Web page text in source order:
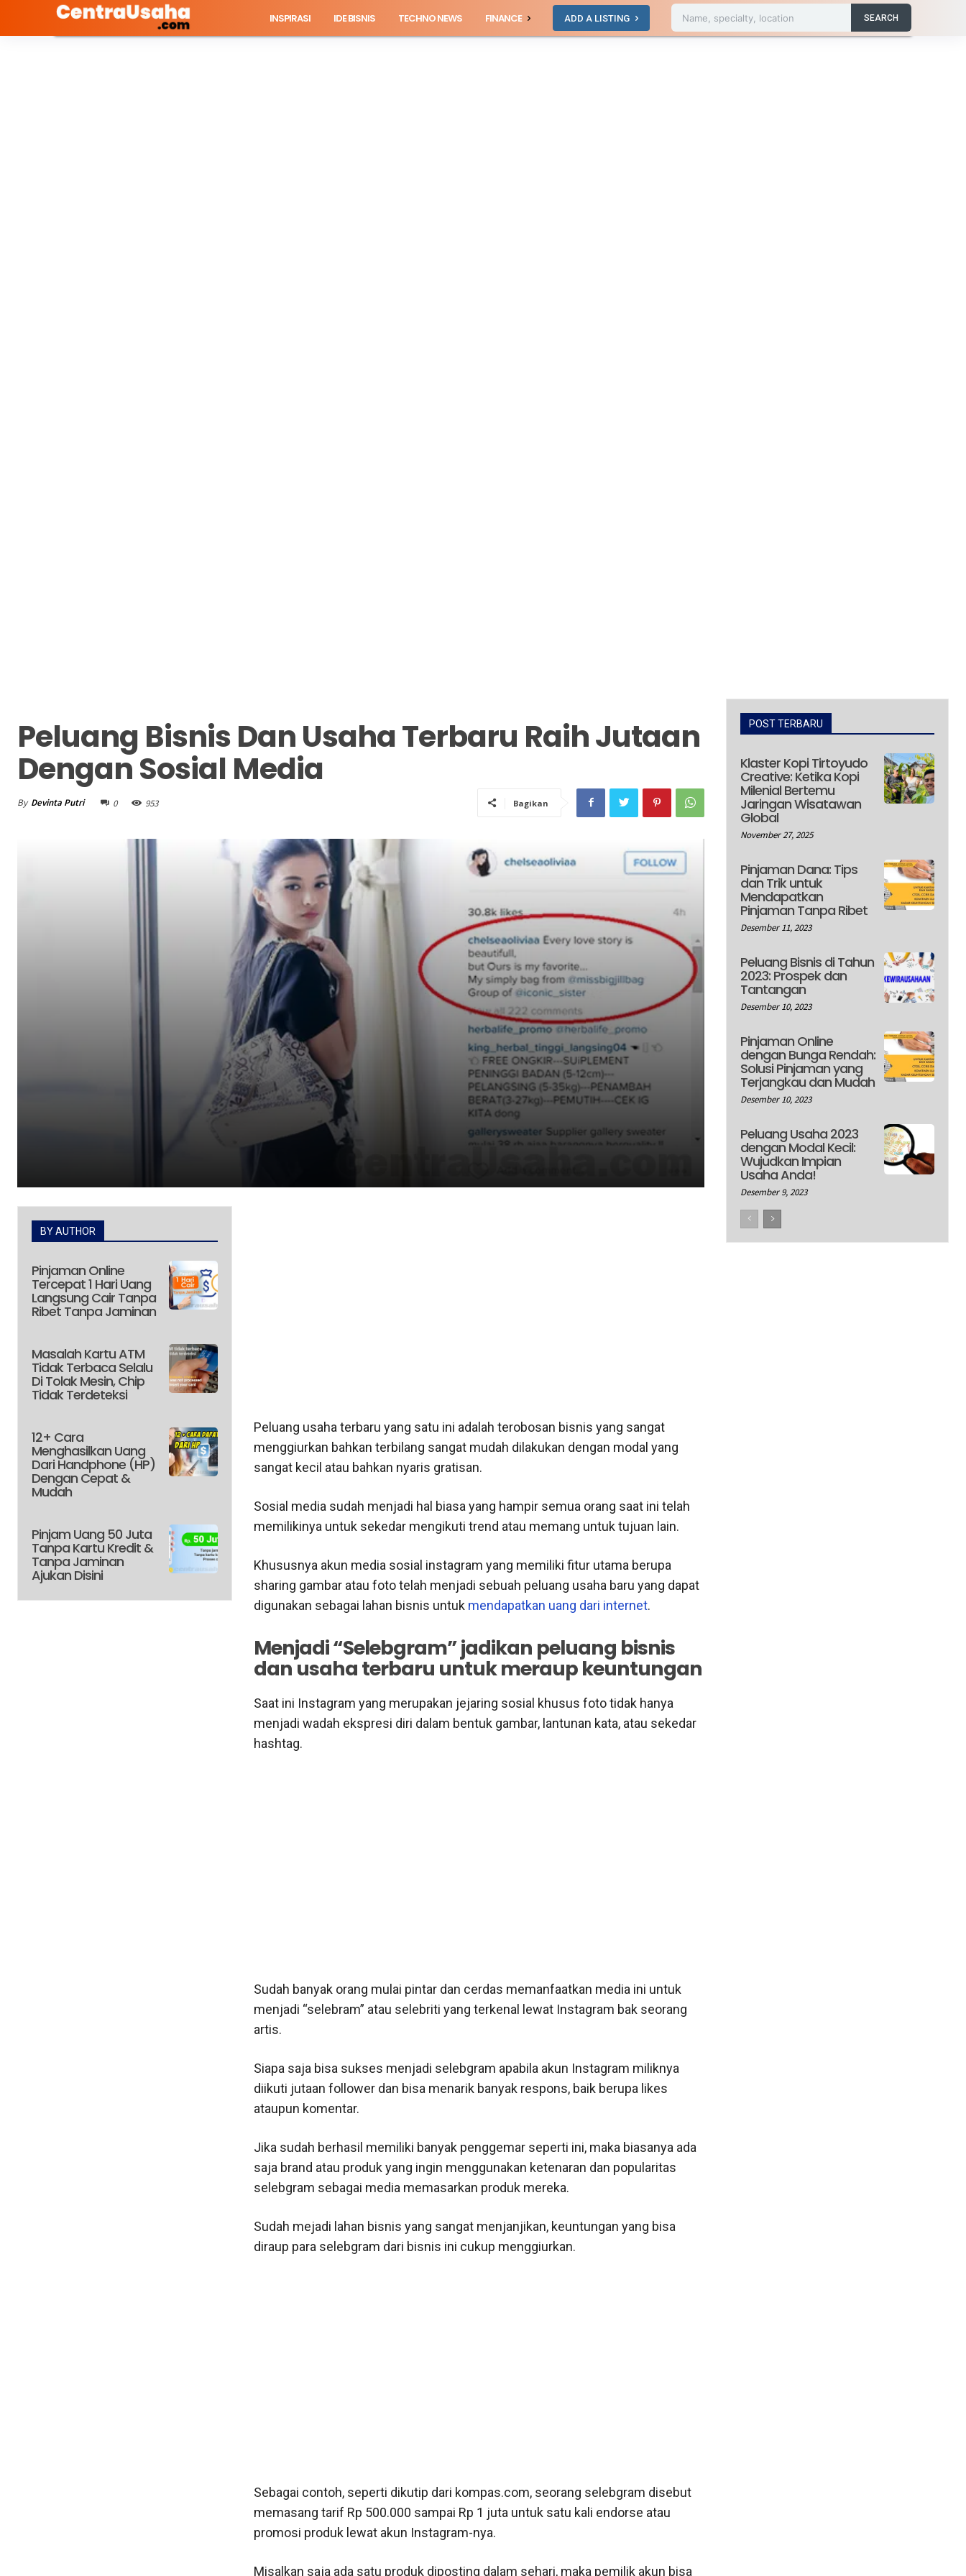
INSPIRASI IDE BISNIS TECHNO NEWS FINANCE ADD A LISTING Name, specialty, location SEARCH
Peluang Bisnis Dan Usaha Terbaru Raih Jutaan
Dengan Sosial Media
By Devinta Putri 0 953 Bagikan
BY AUTHOR
Pinjaman Online
Tercepat 1 Hari Uang
Langsung Cair Tanpa
Ribet Tanpa Jaminan
Masalah Kartu ATM
Tidak Terbaca Selalu
Di Tolak Mesin, Chip
Tidak Terdeteksi
12+ Cara
Menghasilkan Uang
Dari Handphone (HP)
Dengan Cepat &
Mudah
Pinjam Uang 50 Juta
Tanpa Kartu Kredit &
Tanpa Jaminan
Ajukan Disini
Peluang usaha terbaru yang satu ini adalah terobosan bisnis yang sangat
menggiurkan bahkan terbilang sangat mudah dilakukan dengan modal yang
sangat kecil atau bahkan nyaris gratisan.
Sosial media sudah menjadi hal biasa yang hampir semua orang saat ini telah
memilikinya untuk sekedar mengikuti trend atau memang untuk tujuan lain.
Khususnya akun media sosial instagram yang memiliki fitur utama berupa
sharing gambar atau foto telah menjadi sebuah peluang usaha baru yang dapat
digunakan sebagai lahan bisnis untuk mendapatkan uang dari internet.
Menjadi “Selebgram” jadikan peluang bisnis
dan usaha terbaru untuk meraup keuntungan
Saat ini Instagram yang merupakan jejaring sosial khusus foto tidak hanya
menjadi wadah ekspresi diri dalam bentuk gambar, lantunan kata, atau sekedar
hashtag.
Sudah banyak orang mulai pintar dan cerdas memanfaatkan media ini untuk
menjadi “selebram” atau selebriti yang terkenal lewat Instagram bak seorang
artis.
Siapa saja bisa sukses menjadi selebgram apabila akun Instagram miliknya
diikuti jutaan follower dan bisa menarik banyak respons, baik berupa likes
ataupun komentar.
Jika sudah berhasil memiliki banyak penggemar seperti ini, maka biasanya ada
saja brand atau produk yang ingin menggunakan ketenaran dan popularitas
selebgram sebagai media memasarkan produk mereka.
Sudah mejadi lahan bisnis yang sangat menjanjikan, keuntungan yang bisa
diraup para selebgram dari bisnis ini cukup menggiurkan.
Sebagai contoh, seperti dikutip dari kompas.com, seorang selebgram disebut
memasang tarif Rp 500.000 sampai Rp 1 juta untuk satu kali endorse atau
promosi produk lewat akun Instagram-nya.
Misalkan saja ada satu produk diposting dalam sehari, maka pemilik akun bisa
POST TERBARU
Klaster Kopi Tirtoyudo
Creative: Ketika Kopi
Milenial Bertemu
Jaringan Wisatawan
Global
November 27, 2025
Pinjaman Dana: Tips
dan Trik untuk
Mendapatkan
Pinjaman Tanpa Ribet
Desember 11, 2023
Peluang Bisnis di Tahun
2023: Prospek dan
Tantangan
Desember 10, 2023
Pinjaman Online
dengan Bunga Rendah:
Solusi Pinjaman yang
Terjangkau dan Mudah
Desember 10, 2023
Peluang Usaha 2023
dengan Modal Kecil:
Wujudkan Impian
Usaha Anda!
Desember 9, 2023